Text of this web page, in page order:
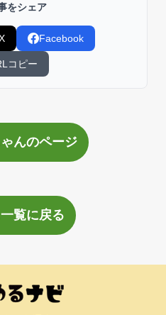
をシェア
Facebook
コピー
んのページ
覧に戻る